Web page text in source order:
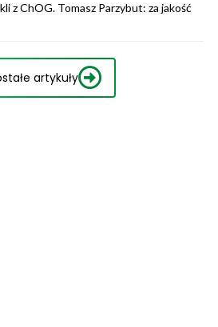
z ChOG. Tomasz Parzybut: za jakość
artykuły